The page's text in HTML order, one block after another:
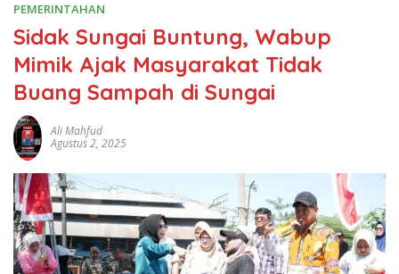
PEMERINTAHAN
Sidak Sungai Buntung, Wabup
Mimik Ajak Masyarakat Tidak
Buang Sampah di Sungai
Ali Mahfud
Agustus 2, 2025